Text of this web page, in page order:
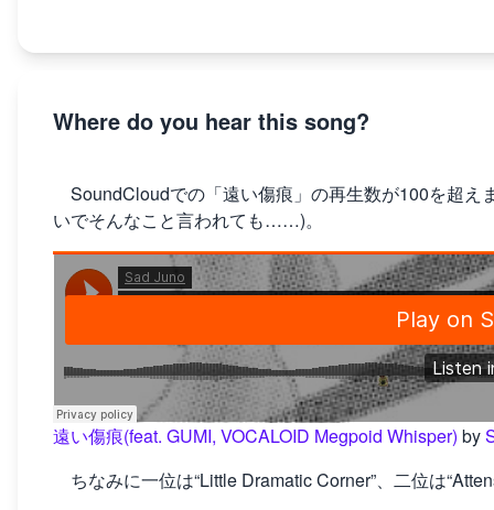
Where do you hear this song?
SoundCloudでの「遠い傷痕」の再生数が100を超え
いでそんなこと言われても……)。
遠い傷痕(feat. GUMI, VOCALOID Megpoid Whisper) by
ちなみに一位は“Little Dramatic Corner”、二位は